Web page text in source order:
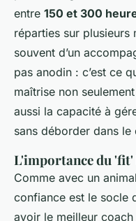
entre 150 et 300
réparties sur plusieurs
souvent d’un
pas anodin : c’est ce
maîtrise non
aussi la capacité à
sans déborder dans
L'importance du
Comme avec un
confiance est le socle
avoir le meilleur coach